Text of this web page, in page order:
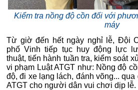
Kiểm tra nồng độ cồn đối với
máy
Từ giờ đến hết ngày nghỉ lễ, Đội
phố Vinh tiếp tục huy động lực
thuật, tiến hành tuần tra, kiểm soát
vi phạm Luật ATGT như: Nồng độ
độ, đi xe lạng lách, đánh võng...
ATGT cho người dân vui chơi dịp lễ.